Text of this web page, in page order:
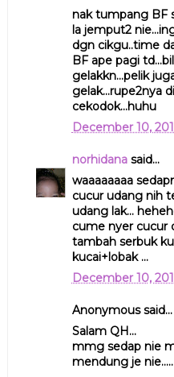
nak tumpang BF
la jemput2
dgn cikgu..time
BF ape pagi
gelakkn...pelik
gelak...rupe2nya
cekodok...huhu
December 10,
norhidanasaid...
waaaaaaaa
cucur udang nih
udang lak...
cume nyer cucur
tambah serbuk
kucai+lobak ...
December 10,
Anonymous said...
Salam QH...
mmg sedap nie
mendung je nie.....